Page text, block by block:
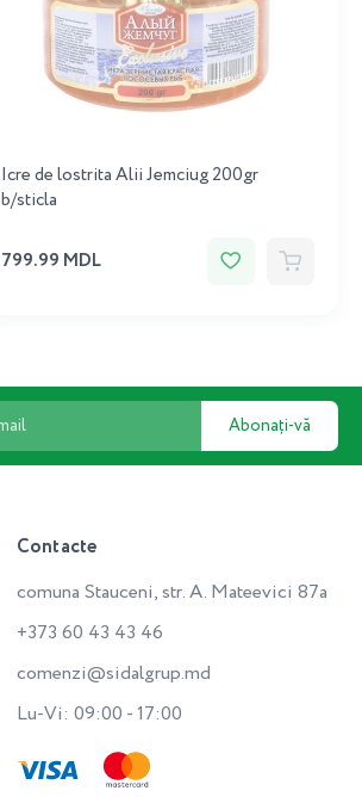
Icre de lostrita Alii Jemciug 200gr
b/sticla
799.99 MDL
Abonați-vă
Contacte
comuna Stauceni, str. A. Mateevici 87a
+373 60 43 43 46
comenzi@sidalgrup.md
Lu-Vi: 09:00 - 17:00